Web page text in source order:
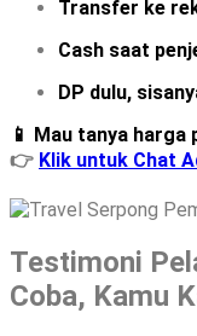
Transfer ke
Cash saat
DP dulu,
📱 Mau tanya
👉 Klik untuk Chat
Testimoni
Coba, Kamu